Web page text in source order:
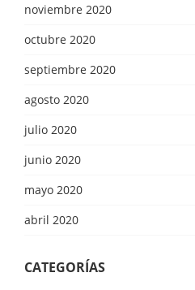
noviembre 2020
octubre 2020
septiembre 2020
agosto 2020
julio 2020
junio 2020
mayo 2020
abril 2020
CATEGORÍAS